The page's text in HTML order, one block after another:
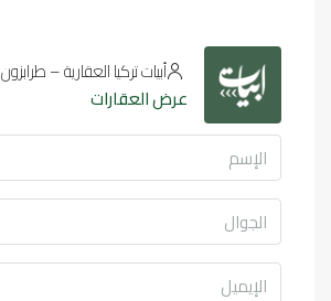
أبيات تركيا العقارية – طرابزون
عرض العقارات